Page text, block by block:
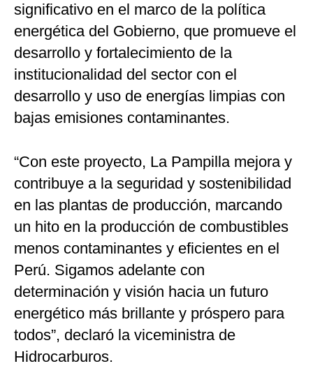
significativo en el marco de la política
energética del Gobierno, que promueve el
desarrollo y fortalecimiento de la
institucionalidad del sector con el
desarrollo y uso de energías limpias con
bajas emisiones contaminantes.
“Con este proyecto, La Pampilla mejora y
contribuye a la seguridad y sostenibilidad
en las plantas de producción, marcando
un hito en la producción de combustibles
menos contaminantes y eficientes en el
Perú. Sigamos adelante con
determinación y visión hacia un futuro
energético más brillante y próspero para
todos”, declaró la viceministra de
Hidrocarburos.